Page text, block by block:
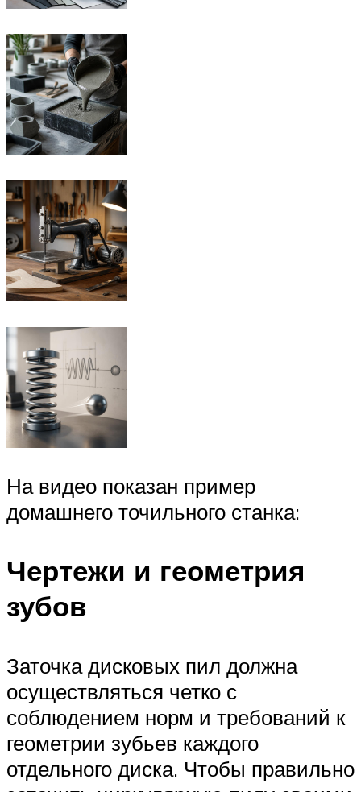
На видео показан пример
домашнего точильного станка:
Чертежи и геометрия
зубов
Заточка дисковых пил должна
осуществляться четко с
соблюдением норм и требований к
геометрии зубьев каждого
отдельного диска. Чтобы правильно